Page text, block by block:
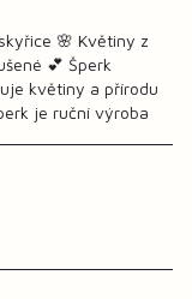
🌸 Květiny z
💕 Šperk
květiny a přírodu
je ruční výroba